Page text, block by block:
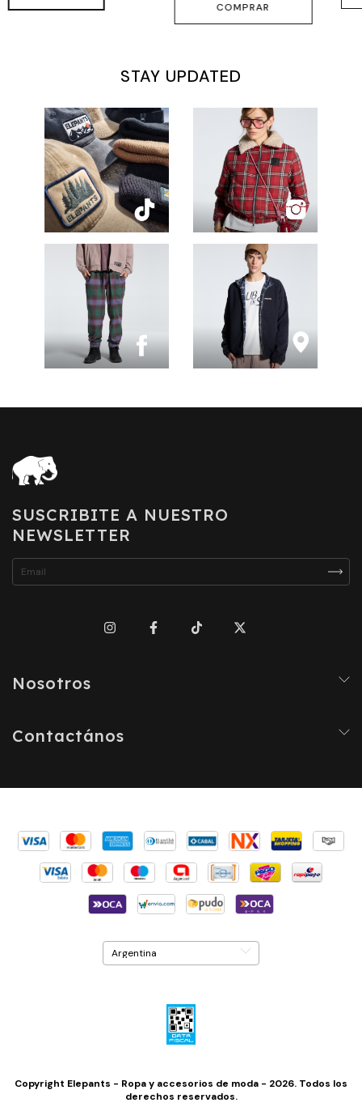
COMPRAR
STAY UPDATED
SUSCRIBITE A NUESTRO
NEWSLETTER
Nosotros
Contactános
Copyright Elepants - Ropa y accesorios de moda - 2026. Todos los
derechos reservados.